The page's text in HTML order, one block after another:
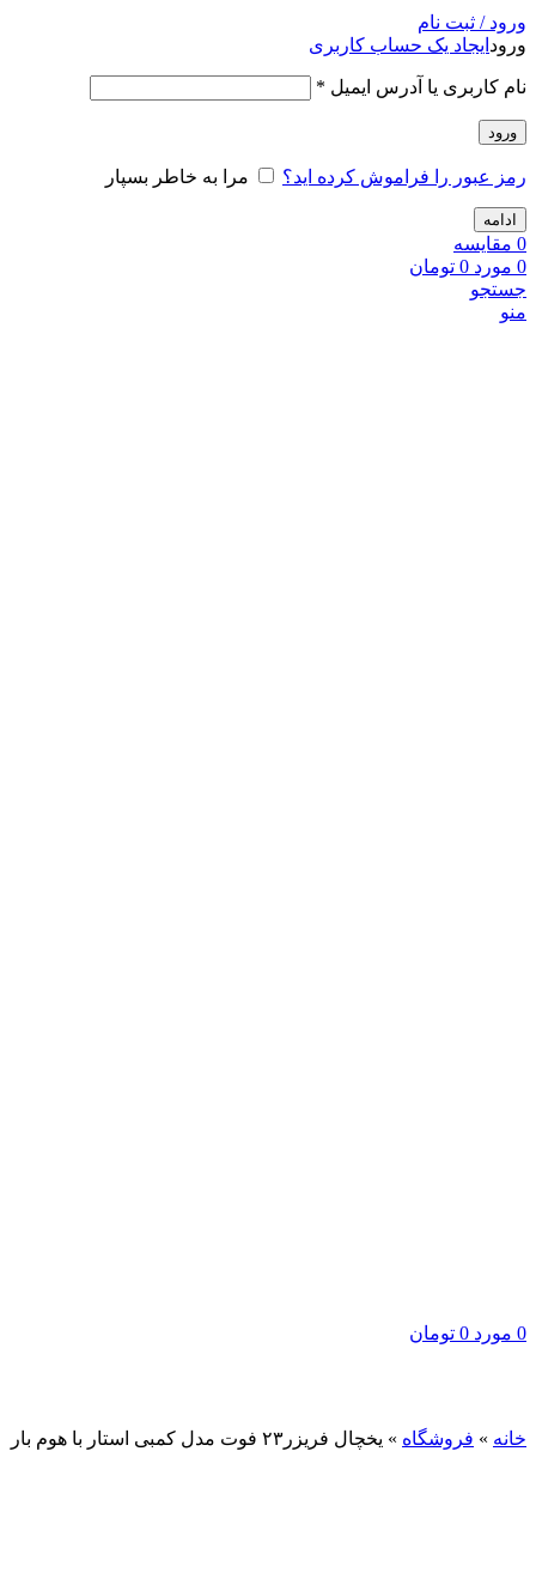
ورود / ثبت نام
ورود ایجاد یک حساب کاربری
نام کاربری یا آدرس ایمیل *
ورود
رمز عبور را فراموش کرده اید؟ مرا به خاطر بسپار
ادامه
0 مقايسه
0 مورد 0 تومان
جستجو
منو
0 مورد 0 تومان
خانه » فروشگاه » یخچال فریزر۲۳ فوت مدل کمبی استار با هوم بار